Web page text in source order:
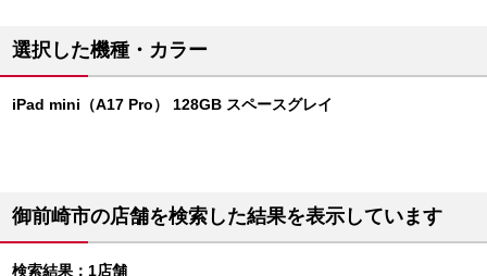
選択した機種・カラー
iPad mini（A17 Pro） 128GB スペースグレイ
御前崎市の店舗を検索した結果を表示しています
検索結果：1店舗